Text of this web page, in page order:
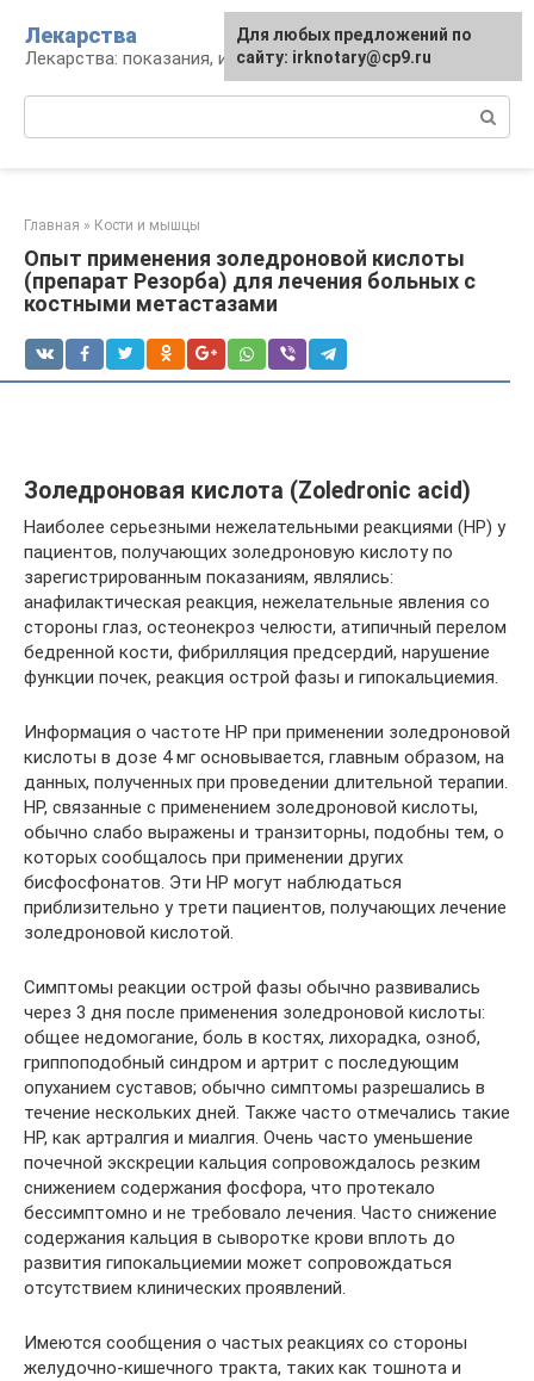
контенту
Лекарства
Лекарства: показания, инструкция, аналоги
Главная » Кости и мышцы
Опыт применения золедроновой кислоты
(препарат Резорба) для лечения больных с
костными метастазами
Золедроновая кислота (Zoledronic acid)
Наиболее серьезными нежелательными реакциями (HP) у
пациентов, получающих золедроновую кислоту по
зарегистрированным показаниям, являлись:
анафилактическая реакция, нежелательные явления со
стороны глаз, остеонекроз челюсти, атипичный перелом
бедренной кости, фибрилляция предсердий, нарушение
функции почек, реакция острой фазы и гипокальциемия.
Информация о частоте HP при применении золедроновой
кислоты в дозе 4 мг основывается, главным образом, на
данных, полученных при проведении длительной терапии.
HP, связанные с применением золедроновой кислоты,
обычно слабо выражены и транзиторны, подобны тем, о
которых сообщалось при применении других
бисфосфонатов. Эти HP могут наблюдаться
приблизительно у трети пациентов, получающих лечение
золедроновой кислотой.
Симптомы реакции острой фазы обычно развивались
через 3 дня после применения золедроновой кислоты:
общее недомогание, боль в костях, лихорадка, озноб,
гриппоподобный синдром и артрит с последующим
опуханием суставов; обычно симптомы разрешались в
течение нескольких дней. Также часто отмечались такие
HP, как артралгия и миалгия. Очень часто уменьшение
почечной экскреции кальция сопровождалось резким
снижением содержания фосфора, что протекало
бессимптомно и не требовало лечения. Часто снижение
содержания кальция в сыворотке крови вплоть до
развития гипокальциемии может сопровождаться
отсутствием клинических проявлений.
Имеются сообщения о частых реакциях со стороны
желудочно-кишечного тракта, таких как тошнота и
Для любых предложений по
сайту: irknotary@cp9.ru